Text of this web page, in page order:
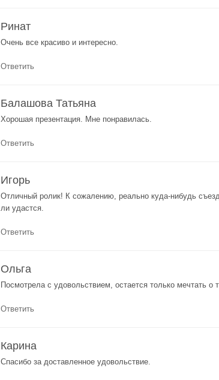
Ринат
Очень все красиво и интересно.
Ответить
Балашова Татьяна
Хорошая презентация. Мне понравилась.
Ответить
Игорь
Отличный ролик! К сожалению, реально куда-нибудь
ли удастся.
Ответить
Ольга
Посмотрела с удовольствием, остается только мечтать о
Ответить
Карина
Спасибо за доставленное удовольствие.